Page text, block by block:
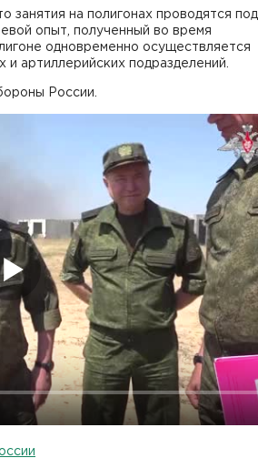
занятия на полигонах проводятся под
опыт, полученный во время
одновременно осуществляется
артиллерийских подразделений.
России.